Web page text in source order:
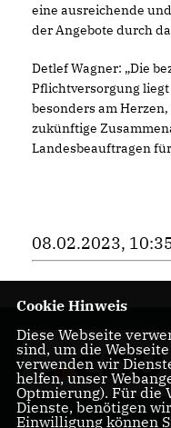
eine ausreichende
der Angebote durch
Detlef Wagner: „Die
Pflichtversorgung
besonders am
zukünftige
Landesbeauftragen
08.02.2023,
Cookie Hinweis
Diese Webseite
sind, um die
verwenden wir
helfen, unser
Optmierung). Für die
Dienste, benötigen
Einwilligung können